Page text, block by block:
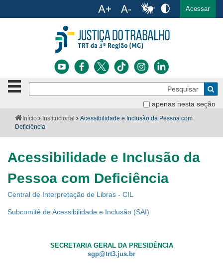
Ir para o menu Ir para a busca Ir para o rodapé
Acessar
apenas nesta seção
Botão
de
clique
ou
fechar
menu
Notícias
Serviços
Jurisprudência
Transparência
Legislação
Você
está
Início Institucional
Acessibilidade e Inclusão da Pessoa com
Deficiência
Acessibilidade e Inclusão da
Pessoa com Deficiência
Central de Interpretação de Libras - CIL
Subcomitê de Acessibilidade e Inclusão (SAI)
SECRETARIA GERAL DA PRESIDÊNCIA
sgp@trt3.jus.br